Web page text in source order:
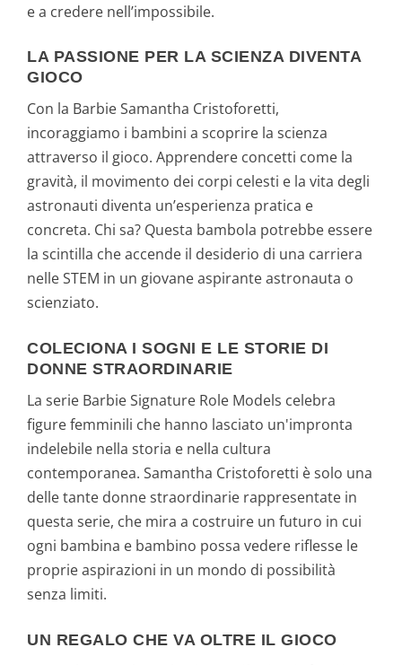
e a credere nell’impossibile.
LA PASSIONE PER LA SCIENZA DIVENTA
GIOCO
Con la Barbie Samantha Cristoforetti,
incoraggiamo i bambini a scoprire la scienza
attraverso il gioco. Apprendere concetti come la
gravità, il movimento dei corpi celesti e la vita degli
astronauti diventa un’esperienza pratica e
concreta. Chi sa? Questa bambola potrebbe essere
la scintilla che accende il desiderio di una carriera
nelle STEM in un giovane aspirante astronauta o
scienziato.
COLECIONA I SOGNI E LE STORIE DI
DONNE STRAORDINARIE
La serie Barbie Signature Role Models celebra
figure femminili che hanno lasciato un'impronta
indelebile nella storia e nella cultura
contemporanea. Samantha Cristoforetti è solo una
delle tante donne straordinarie rappresentate in
questa serie, che mira a costruire un futuro in cui
ogni bambina e bambino possa vedere riflesse le
proprie aspirazioni in un mondo di possibilità
senza limiti.
UN REGALO CHE VA OLTRE IL GIOCO